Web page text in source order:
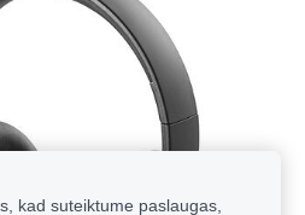
kad suteiktume paslaugas,